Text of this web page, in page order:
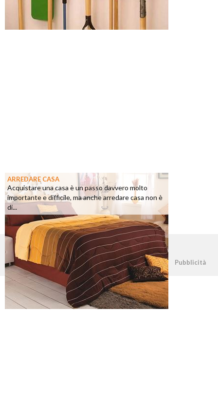
ARREDARE CASA
Acquistare una casa è un passo davvero molto
importante e difficile, ma anche arredare casa non è
di...
©2026 - casapratica.net - p.iva 03338800984 Pubblicità